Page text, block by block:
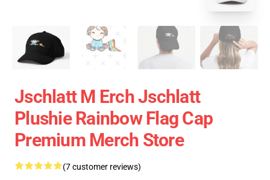
Jschlatt M Erch Jschlatt
Plushie Rainbow Flag Cap
Premium Merch Store
(7 customer reviews)